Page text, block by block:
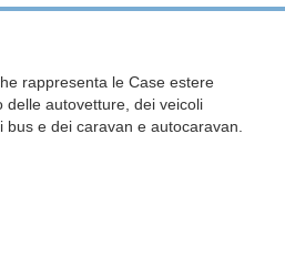
rappresenta le Case estere
delle autovetture, dei veicoli
e dei caravan e autocaravan.